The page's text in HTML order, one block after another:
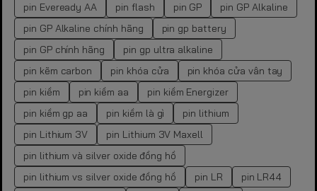
pin Eveready AA
pin flash pin GP
pin GP Alkaline
pin GP Alkaline chính hãng
pin gp battery
pin GP chính hãng
pin gp ultra alkaline
pin kẽm carbon
pin khóa cửa
pin khóa cửa vân tay
pin kiềm
pin kiềm aa
pin kiềm Energizer
pin kiềm gp aa
pin kiềm là gì
pin lithium
pin Lithium 3V
pin Lithium 3V Maxell
pin lithium và silver oxide đồng hồ
pin lithium vs silver oxide đồng hồ
pin LR
pin LR44